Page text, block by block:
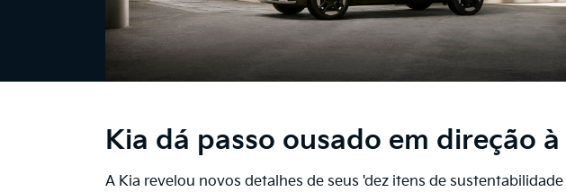
Kia dá passo ousado em direção
A Kia revelou novos detalhes de seus 'dez itens de